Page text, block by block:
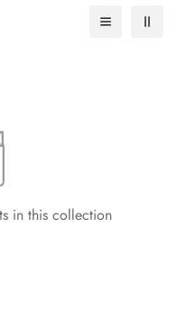
in this collection